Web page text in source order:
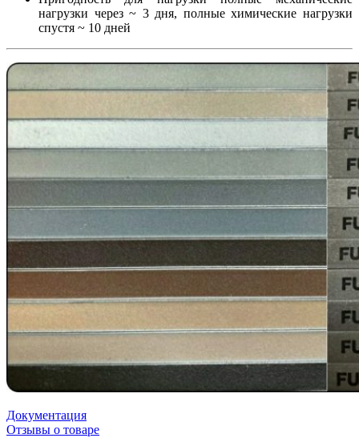
нагрузки через ~ 3 дня, полные химические нагрузки
спустя ~ 10 дней
Документация
Отзывы о товаре